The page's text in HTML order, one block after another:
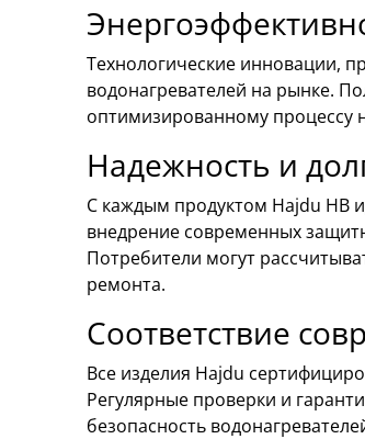
Технологические инновации,
водонагревателей на рынке.
оптимизированному
Надежность и
С каждым продуктом Hajdu HB
внедрение современных
Потребители могут
ремонта.
Соответствие
Все изделия Hajdu
Регулярные проверки и
безопасность